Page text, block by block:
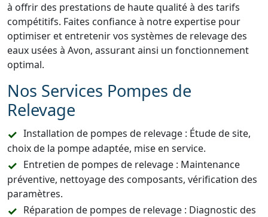
à offrir des prestations de haute qualité à des tarifs
compétitifs. Faites confiance à notre expertise pour
optimiser et entretenir vos systèmes de relevage des
eaux usées à Avon, assurant ainsi un fonctionnement
optimal.
Nos Services Pompes de
Relevage
Installation de pompes de relevage : Étude de site,
choix de la pompe adaptée, mise en service.
Entretien de pompes de relevage : Maintenance
préventive, nettoyage des composants, vérification des
paramètres.
Réparation de pompes de relevage : Diagnostic des